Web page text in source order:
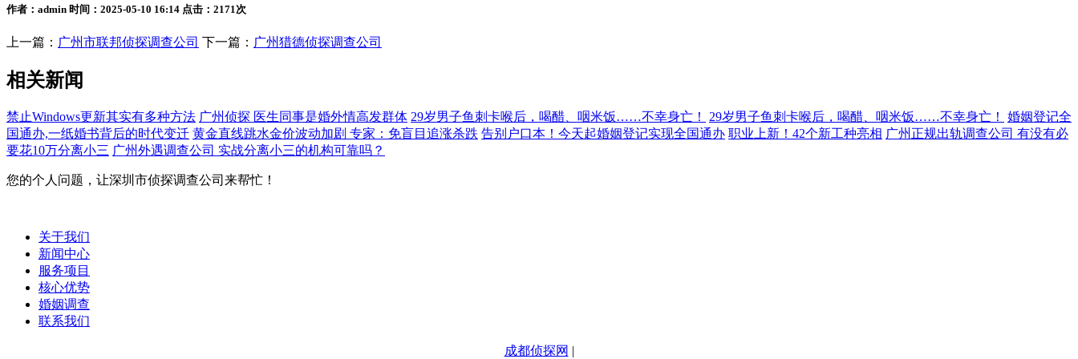
作者：admin 时间：2025-05-10 16:14 点击：2171次
上一篇： 广州市联邦侦探调查公司 下一篇： 广州猎德侦探调查公司
相关新闻
禁止Windows更新其实有多种方法 广州侦探 医生同事是婚外情高发群体 29岁男子鱼刺卡喉后，喝醋、咽米饭……不幸身亡！ 29岁男子鱼刺卡喉后，喝醋、咽米饭……不幸身亡！
婚姻登记全
国通办,一纸婚书背后的时代变迁 黄金直线跳水金价波动加剧 专家：免盲目追涨杀跌 告别户口本！今天起婚姻登记实现全国通办 职业上新！42个新工种亮相 广州正规出轨调查公司 有没有必
要花10万分离小三 广州外遇调查公司 实战分离小三的机构可靠吗？
您的个人问题，让深圳市侦探调查公司来帮忙！
关于我们
新闻中心
服务项目
核心优势
婚姻调查
联系我们
成都侦探网 |